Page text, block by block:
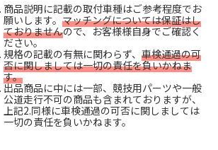
商品説明に記載の取付車種はご参考程度でお
願いします。 マッチングについては保証はし
ておりませんので、お客様様自身でご確認く
ださい。
規格の記載の有無に関わらず、 車検通過の可
否に関しましては一切の責任を負いかねま
す。
出品商品に中には一部、競技用パーツや一般
公道走行不可の商品も含まれておりますが、
上記2.同様に車検通過の可否に関しましては
一切の責任を負いかねます。